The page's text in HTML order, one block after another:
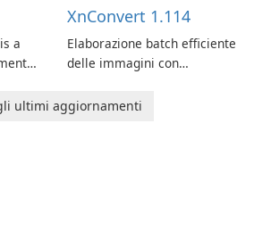
a
XnConvert 1.114
Elaborazione batch efficiente
delle immagini con
ultimi aggiornamenti